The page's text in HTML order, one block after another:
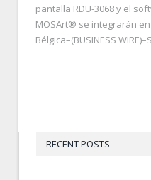
pantalla RDU-3068 y el
MOSArt® se integrarán en
Bélgica–(BUSINESS
RECENT POSTS